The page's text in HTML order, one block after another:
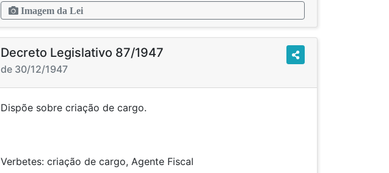
Imagem da Lei
Decreto Legislativo 87/1947
de 30/12/1947
Dispõe sobre criação de cargo.
Verbetes: criação de cargo, Agente Fiscal